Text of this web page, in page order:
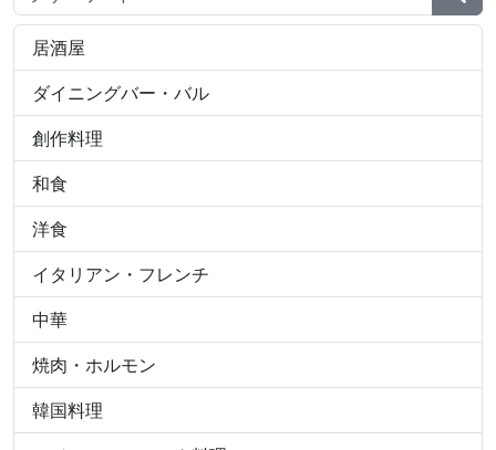
居酒屋
ダイニングバー・バル
創作料理
和食
洋食
イタリアン・フレンチ
中華
焼肉・ホルモン
韓国料理